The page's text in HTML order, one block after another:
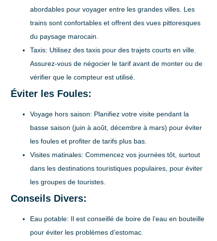
abordables pour voyager entre les grandes villes. Les
trains sont confortables et offrent des vues pittoresques
du paysage marocain.
Taxis: Utilisez des taxis pour des trajets courts en ville.
Assurez-vous de négocier le tarif avant de monter ou de
vérifier que le compteur est utilisé.
Éviter les Foules:
Voyage hors saison: Planifiez votre visite pendant la
basse saison (juin à août, décembre à mars) pour éviter
les foules et profiter de tarifs plus bas.
Visites matinales: Commencez vos journées tôt, surtout
dans les destinations touristiques populaires, pour éviter
les groupes de touristes.
Conseils Divers:
Eau potable: Il est conseillé de boire de l’eau en bouteille
pour éviter les problèmes d’estomac.